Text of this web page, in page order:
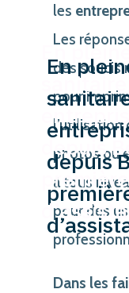
En
depuis
les
Les
des soucis
pour
l’utilisation
photos ou
à tous
pour des
Dans les